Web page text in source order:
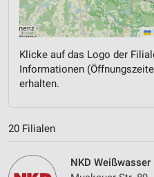
Klicke auf das Logo der
Informationen
erhalten.
20 Filialen
NKD Weißwasser